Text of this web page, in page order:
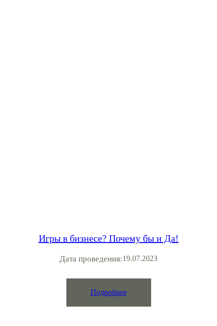
Игры в бизнесе? Почему бы и Да!
Дата проведения:19.07.2023
Подробнее